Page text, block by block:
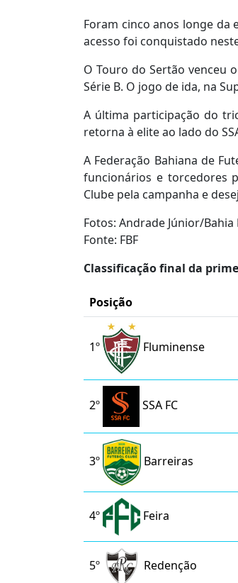
Foram cinco anos longe da
acesso foi conquistado
O Touro do Sertão venceu
Série B. O jogo de ida, na
A última participação do
retorna à elite ao lado do
A Federação Bahiana de
funcionários e torcedores
Clube pela campanha e
Fotos: Andrade Júnior/Bahia
Fonte: FBF
Classificação final da
Posição
1º Fluminense
2º SSA FC
3º Barreiras
4º Feira
5º Redenção